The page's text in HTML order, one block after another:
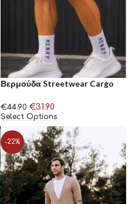
Βερμούδα Streetwear Cargo
€44.90 €31.90
Select Options
-22%